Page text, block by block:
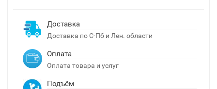
Доставка
Доставка по С-Пб и Лен. области
Оплата
Оплата товара и услуг
Подъём